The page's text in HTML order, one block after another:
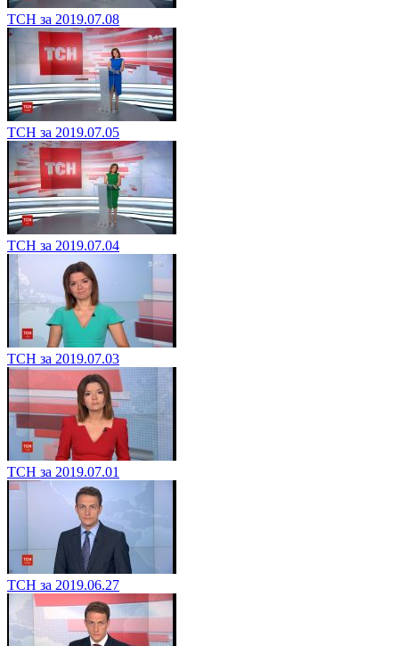
ТСН за 2019.07.08
ТСН за 2019.07.05
ТСН за 2019.07.04
ТСН за 2019.07.03
ТСН за 2019.07.01
ТСН за 2019.06.27